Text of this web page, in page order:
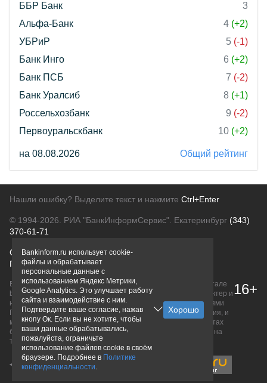
ББР Банк
3
Альфа-Банк
4 (+2)
УБРиР
5 (-1)
Банк Инго
6 (+2)
Банк ПСБ
7 (-2)
Банк Уралсиб
8 (+1)
Россельхозбанк
9 (-2)
Первоуральскбанк
10 (+2)
на 08.08.2026 Общий рейтинг
Нашли ошибку? Выделите текст и нажмите Ctrl+Enter
© 1994-2026. РИА "БанкИнформСервис". Екатеринбург (343)
370-61-71
О проектеПолитика конфиденциальности
Правовая информацияДля рекламодателей
Вся информация о продуктах банков, размещенная на портале
bankinform.ru, носит исключительно ознакомительный характер и
не является публичной офертой, определяемой положениями
ГК РФ. Информация не содержит точного и полного описания, и
может быть изменена. Конечные условия уточняйте на сайтах
банков или при личном обращении. Исключительное право на
товарные знаки принадлежит их правообладателям.
16+
Bankinform.ru использует cookie-
файлы и обрабатывает
персональные данные с
использованием Яндекс Метрики,
Google Analytics. Это улучшает работу
сайта и взаимодействие с ним.
Подтвердите ваше согласие, нажав
кнопу Ок. Если вы не хотите, чтобы
ваши данные обрабатывались,
пожалуйста, ограничьте
использование файлов cookie в своём
браузере. Подробнее в Политике
конфиденциальности.